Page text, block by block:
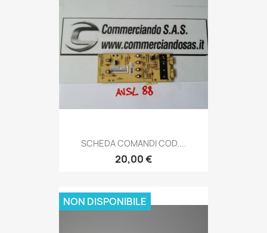
SCHEDA COMANDI COD....
20,00 €
NON DISPONIBILE